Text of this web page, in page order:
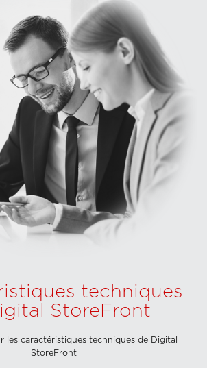
techniques
StoreFront
les caractéristiques techniques de Digital
StoreFront